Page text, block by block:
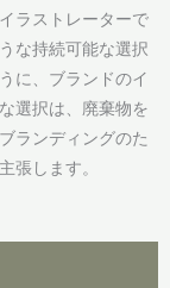
ラストレーターで
な持続可能な選択
に、ブランドのイ
選択は、廃棄物を
ランディングのた
張します。